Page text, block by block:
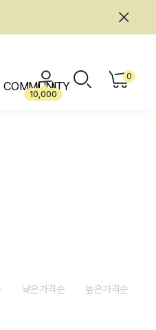
COMMUNITY
10,000
0
낮은가격순 높은가격순